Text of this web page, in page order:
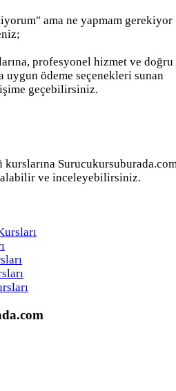
ama ne yapmam gerekiyor
profesyonel hizmet ve doğru
uygun ödeme seçenekleri sunan
geçebilirsiniz.
ve inceleyebilirsiniz.